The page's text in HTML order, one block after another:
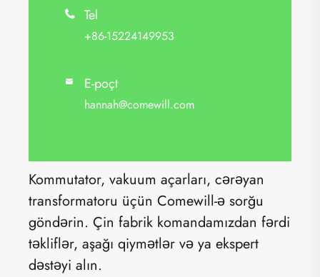
 Tel
+86-15224149953
 E-poçt
hannah@comewill.com
Kommutator, vakuum açarları, cərəyan
transformatoru üçün Comewill-ə sorğu
göndərin. Çin fabrik komandamızdan fərdi
təkliflər, aşağı qiymətlər və ya ekspert
dəstəyi alın.